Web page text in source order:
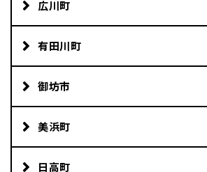
広川町
有田川町
御坊市
美浜町
日高町